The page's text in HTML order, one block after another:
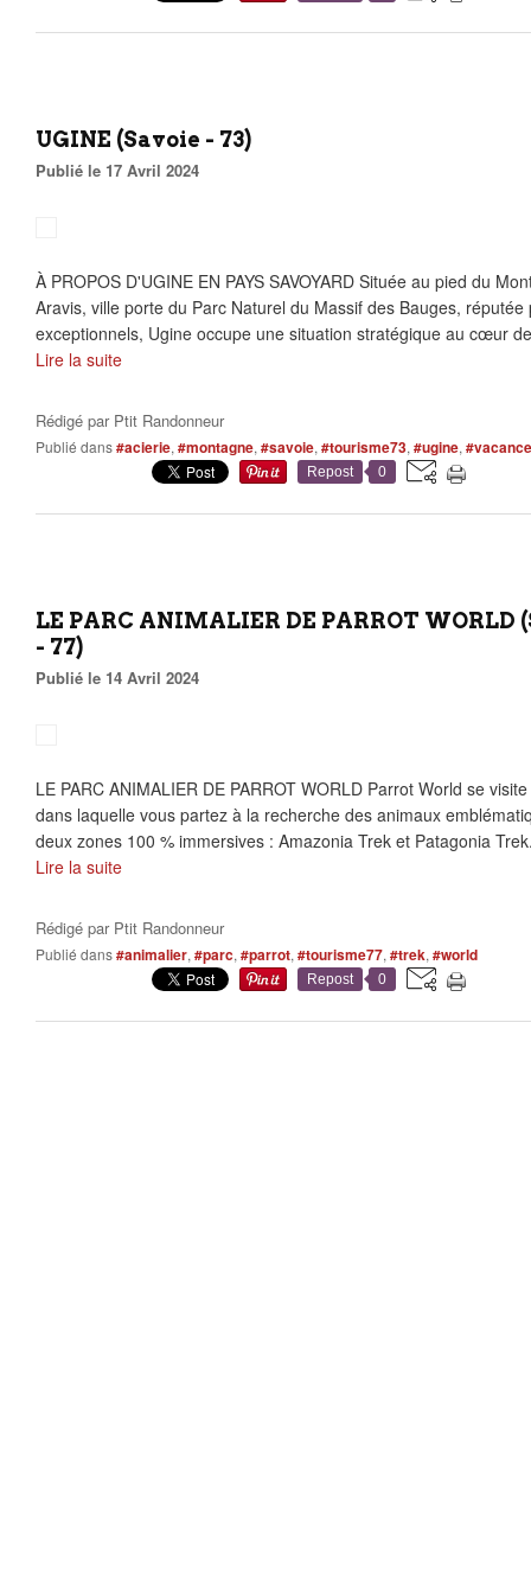
UGINE (Savoie - 73)
Publié le 17 Avril 2024
À PROPOS D'UGINE EN PAYS SAVOYARD Située au pied du
Aravis, ville porte du Parc Naturel du Massif des Bauges,
exceptionnels, Ugine occupe une situation stratégique au cœur
Lire la suite
Rédigé par Ptit Randonneur
Publié dans#acierie, #montagne, #savoie, #tourisme73, #ugine,
Repost 0
LE PARC ANIMALIER DE PARROT
- 77)
Publié le 14 Avril 2024
LE PARC ANIMALIER DE PARROT WORLD Parrot World se
dans laquelle vous partez à la recherche des animaux
deux zones 100 % immersives : Amazonia Trek et Patagonia
Lire la suite
Rédigé par Ptit Randonneur
Publié dans#animalier, #parc, #parrot, #tourisme77, #trek, #world
Repost 0